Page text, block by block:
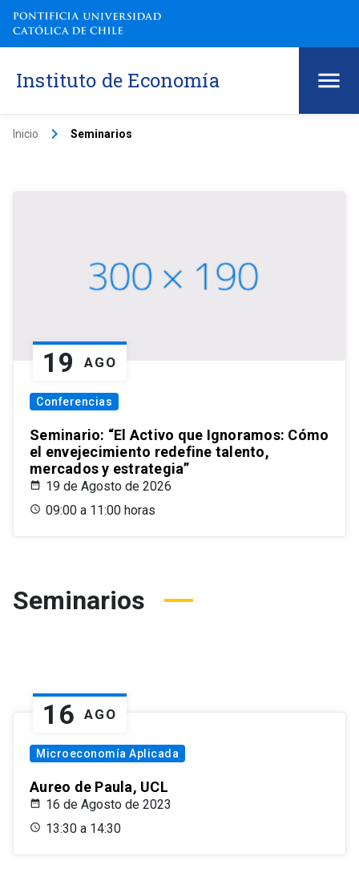
Instituto de Economía
Inicio keyboard_arrow_right Seminarios
19 AGO
Conferencias
Seminario: “El Activo que Ignoramos: Cómo
el envejecimiento redefine talento,
mercados y estrategia”
19 de Agosto de 2026
09:00 a 11:00 horas
Seminarios
16 AGO
Microeconomía Aplicada
Aureo de Paula, UCL
16 de Agosto de 2023
13:30 a 14:30